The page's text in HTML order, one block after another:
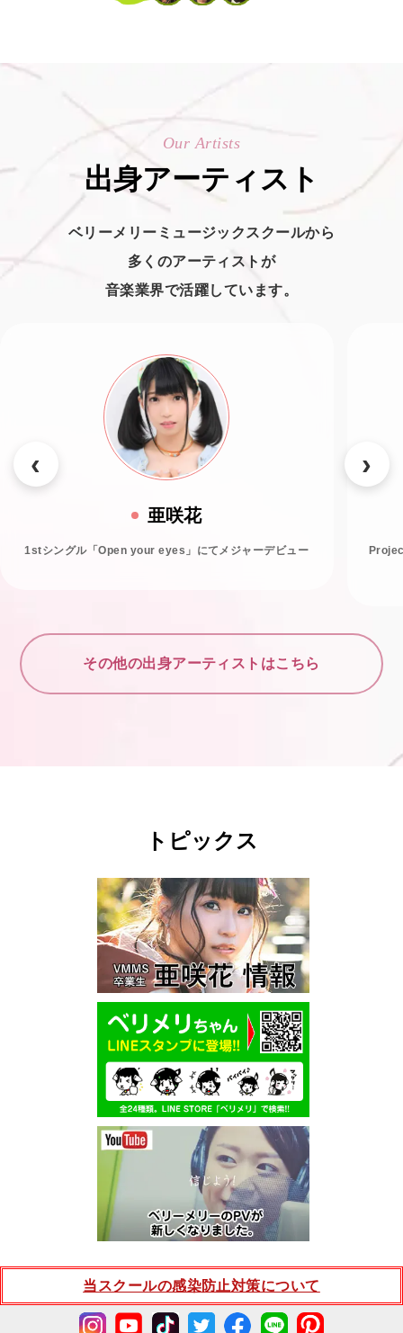
Our Artists
出身アーティスト
ベリーメリーミュージックスクールから
多くのアーティストが
音楽業界で活躍しています。
亜咲花
1stシングル「Open your eyes」にてメジャーデビュー
その他の出身アーティストはこちら
トピックス
当スクールの感染防止対策について